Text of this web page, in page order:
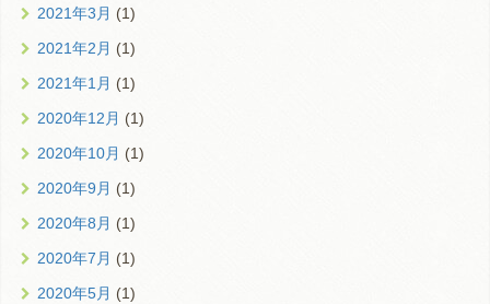
2021年3月 (1)
2021年2月 (1)
2021年1月 (1)
2020年12月 (1)
2020年10月 (1)
2020年9月 (1)
2020年8月 (1)
2020年7月 (1)
2020年5月 (1)